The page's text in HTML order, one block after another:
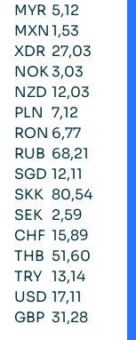
MYR 5,12
MXN1,53
XDR 27,03
NOK3,03
NZD 12,03
PLN 7,12
RON 6,77
RUB 68,21
SGD 12,11
SKK 80,54
SEK 2,59
CHF 15,89
THB 51,60
TRY 13,14
USD 17,11
GBP 31,28